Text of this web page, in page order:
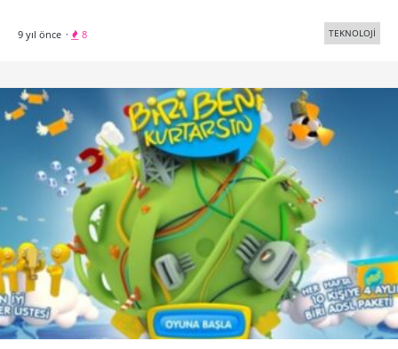
9 yıl önce · 8 TEKNOLOJİ